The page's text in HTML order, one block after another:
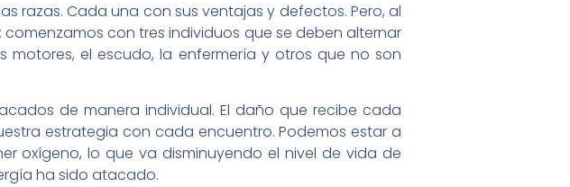
razas. Cada una con sus ventajas y defectos. Pero, al
con tres individuos que se deben alternar
motores, el escudo, la enfermería y otros que no son
de manera individual. El daño que recibe cada
estrategia con cada encuentro. Podemos estar a
oxígeno, lo que va disminuyendo el nivel de vida de
ha sido atacado.